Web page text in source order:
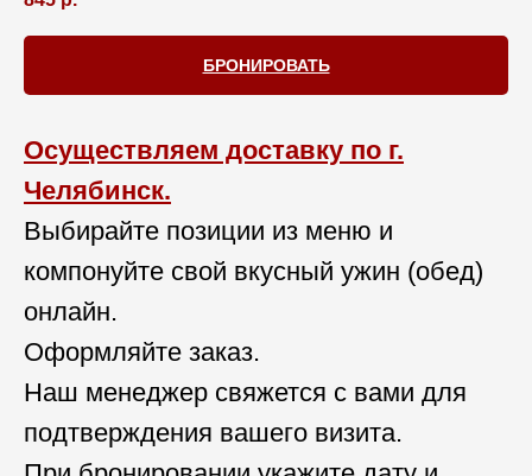
БРОНИРОВАТЬ
Осуществляем доставку по г.
Челябинск.
Выбирайте позиции из меню и
компонуйте свой вкусный ужин (обед)
онлайн.
Оформляйте заказ.
Наш менеджер свяжется с вами для
подтверждения вашего визита.